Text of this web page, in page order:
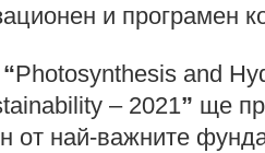
и програмен
“Photosynthesis and
– 2021” ще
от най-важните